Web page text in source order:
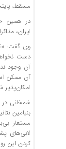
مسقط،
در همین
ایران،
وی گفت:
دست
آن وجود
آن ممکن
امکان‌پذیر
شمخانی در
بنیامین
مستعار
لابی‌های
کردن این